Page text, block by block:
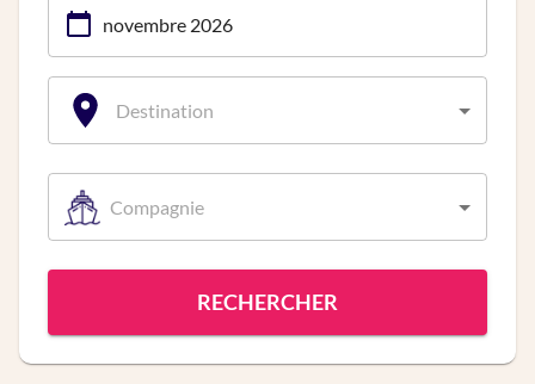
Destination
Compagnie
RECHERCHER